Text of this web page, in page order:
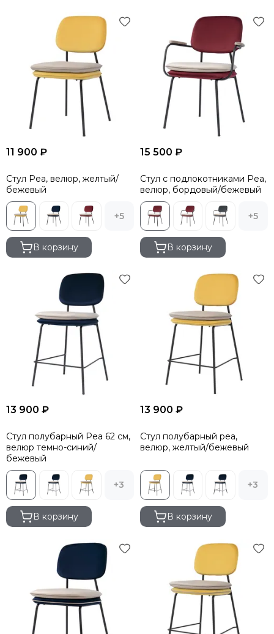
11 900 ₽
Стул Pea, велюр, желтый/
бежевый
+5
В корзину
15 500 ₽
Стул с подлокотниками Pea,
велюр, бордовый/бежевый
+5
В корзину
13 900 ₽
Стул полубарный Pea 62 см,
велюр темно-синий/
бежевый
+3
В корзину
13 900 ₽
Стул полубарный pea,
велюр, желтый/бежевый
+3
В корзину